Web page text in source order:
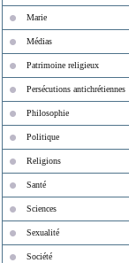
Marie
Médias
Patrimoine religieux
Persécutions antichrétiennes
Philosophie
Politique
Religions
Santé
Sciences
Sexualité
Société